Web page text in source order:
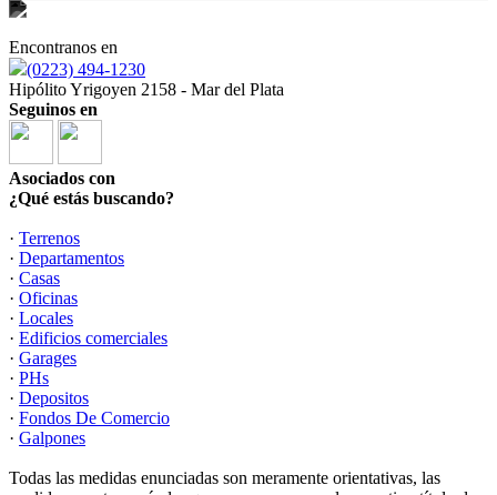
Encontranos en
(0223) 494-1230
Hipólito Yrigoyen 2158 - Mar del Plata
Seguinos en
Asociados con
¿Qué estás buscando?
· Terrenos
· Departamentos
· Casas
· Oficinas
· Locales
· Edificios comerciales
· Garages
· PHs
· Depositos
· Fondos De Comercio
· Galpones
Todas las medidas enunciadas son meramente orientativas, las